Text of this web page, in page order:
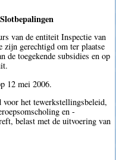
van de entiteit Inspectie van
zijn gerechtigd om ter plaatse
de toegekende subsidies en op
12 mei 2006.
voor het tewerkstellingsbeleid,
en -
belast met de uitvoering van